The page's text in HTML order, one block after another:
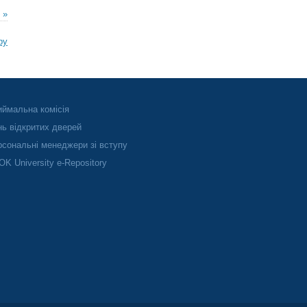
»
комісія
відкритих дверей
менеджери зі вступу
University e-Repository